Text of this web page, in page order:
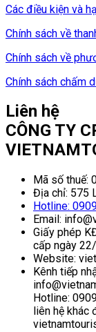
Các điều kiện và
Chính sách về
Chính sách về
Chính sách chấm
Liên hệ
CÔNG TY
Mã số thuế:
Địa chỉ: 575
Hotline:
Email:
Giấy phép
cấp ngày
Website:
Kênh tiếp
Hotline:
liên hệ